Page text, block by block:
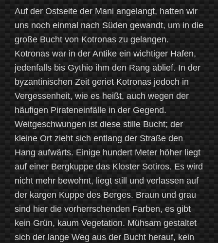
Auf der Ostseite der Mani angelangt, hatten wir
uns noch einmal nach Süden gewandt, um in die
große Bucht von Kotronas zu gelangen.
Kotronas war in der Antike ein wichtiger Hafen,
jedenfalls bis Gythio ihm den Rang ablief. In der
byzantinischen Zeit geriet Kotronas jedoch in
Vergessenheit, wie es heißt, auch wegen der
häufigen Pirateneinfälle in der Gegend.
Weitgeschwungen ist diese stille Bucht; der
kleine Ort zieht sich entlang der Straße den
Hang aufwärts. Einige hundert Meter höher liegt
auf einer Bergkuppe das Kloster Sotiros. Es wird
nicht mehr bewohnt, liegt still und verlassen auf
der kargen Kuppe des Berges. Braun und grau
sind hier die vorherrschenden Farben, es gibt
kein Grün, kaum Vegetation. Mühsam gestaltet
sich der lange Weg aus der Bucht herauf, kein